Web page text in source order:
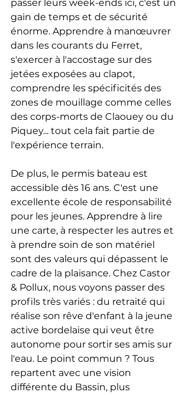
passer leurs week-ends ici, c'est un
gain de temps et de sécurité
énorme. Apprendre à manœuvrer
dans les courants du Ferret,
s'exercer à l'accostage sur des
jetées exposées au clapot,
comprendre les spécificités des
zones de mouillage comme celles
des corps-morts de Claouey ou du
Piquey... tout cela fait partie de
l'expérience terrain.
De plus, le permis bateau est
accessible dès 16 ans. C'est une
excellente école de responsabilité
pour les jeunes. Apprendre à lire
une carte, à respecter les autres et
à prendre soin de son matériel
sont des valeurs qui dépassent le
cadre de la plaisance. Chez Castor
& Pollux, nous voyons passer des
profils très variés : du retraité qui
réalise son rêve d'enfant à la jeune
active bordelaise qui veut être
autonome pour sortir ses amis sur
l'eau. Le point commun ? Tous
repartent avec une vision
différente du Bassin, plus